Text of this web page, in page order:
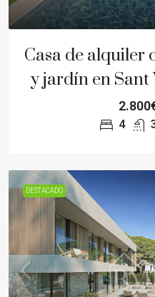
Casa de alquiler
y jardín en
4
DESTACADO